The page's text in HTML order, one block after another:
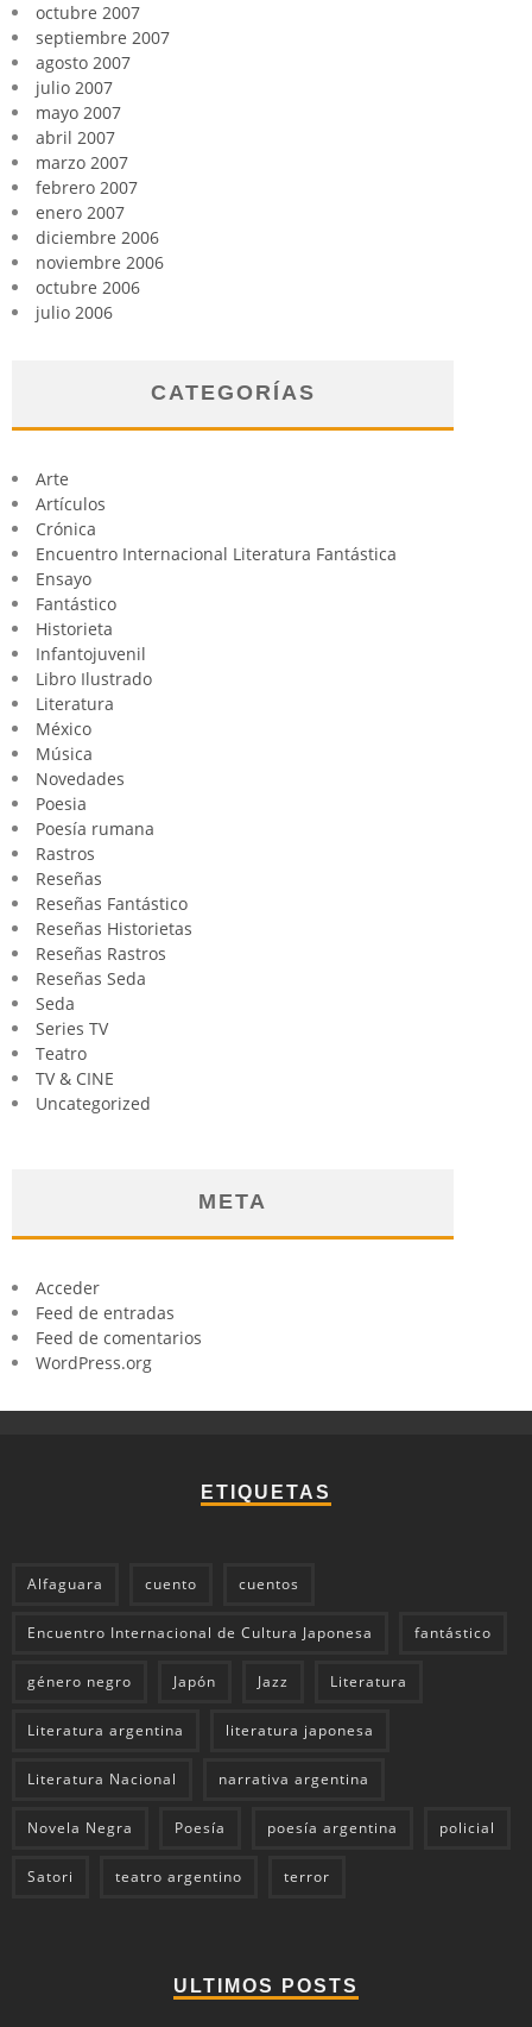
octubre 2007
septiembre 2007
agosto 2007
julio 2007
mayo 2007
abril 2007
marzo 2007
febrero 2007
enero 2007
diciembre 2006
noviembre 2006
octubre 2006
julio 2006
CATEGORÍAS
Arte
Artículos
Crónica
Encuentro Internacional Literatura Fantástica
Ensayo
Fantástico
Historieta
Infantojuvenil
Libro Ilustrado
Literatura
México
Música
Novedades
Poesia
Poesía rumana
Rastros
Reseñas
Reseñas Fantástico
Reseñas Historietas
Reseñas Rastros
Reseñas Seda
Seda
Series TV
Teatro
TV & CINE
Uncategorized
META
Acceder
Feed de entradas
Feed de comentarios
WordPress.org
ETIQUETAS
Alfaguara cuento cuentos
Encuentro Internacional de Cultura Japonesa fantástico
género negro Japón Jazz Literatura
Literatura argentina literatura japonesa
Literatura Nacional narrativa argentina
Novela Negra Poesía poesía argentina policial
Satori teatro argentino terror
ULTIMOS POSTS